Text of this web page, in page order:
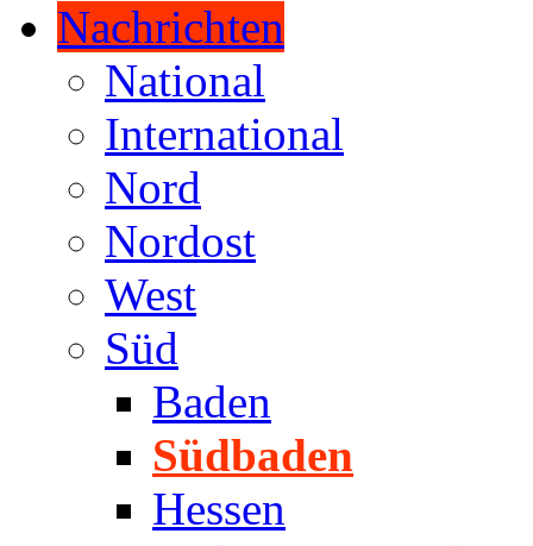
Nachrichten
National
International
Nord
Nordost
West
Süd
Baden
Südbaden
Hessen